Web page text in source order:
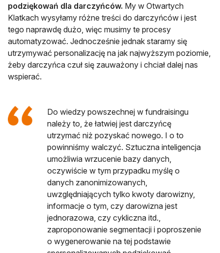
podziękowań dla darczyńców. My w Otwartych
Klatkach wysyłamy różne treści do darczyńców i jest
tego naprawdę dużo, więc musimy te procesy
automatyzować. Jednocześnie jednak staramy się
utrzymywać personalizację na jak najwyższym poziomie,
żeby darczyńca czuł się zauważony i chciał dalej nas
wspierać.
Do wiedzy powszechnej w fundraisingu
należy to, że łatwiej jest darczyńcę
utrzymać niż pozyskać nowego. I o to
powinniśmy walczyć. Sztuczna inteligencja
umożliwia wrzucenie bazy danych,
oczywiście w tym przypadku myślę o
danych zanonimizowanych,
uwzględniających tylko kwoty darowizny,
informacje o tym, czy darowizna jest
jednorazowa, czy cykliczna itd.,
zaproponowanie segmentacji i poproszenie
o wygenerowanie na tej podstawie